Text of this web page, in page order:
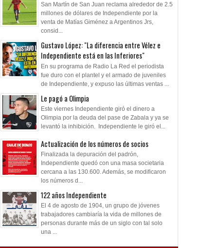
San Martín de San Juan reclama alrededor de 2.5
millones de dólares de Independiente por la
venta de Matías Giménez a Argentinos Jrs,
consid...
Gustavo López: "La diferencia entre Vélez e
Independiente está en las Inferiores"
En su programa de Radio La Red el periodista
fue duro con el plantel y el armado de juveniles
de Independiente, y expuso las últimas ventas ...
Le pagó a Olimpia
Este viernes Independiente giró el dinero a
Olimpia por la deuda del pase de Zabala y ya se
levantó la inhibición. Independiente le giró el...
Actualización de los números de socios
Finalizada la depuración del padrón,
Independiente quedó con una masa societaria
cercana a las 130.600. Además, se modificaron
los números d...
122 años Independiente
El 4 de agosto de 1904, un grupo de jóvenes
trabajadores cambiaría la vida de millones de
personas durante más de un siglo con tal solo
una ...